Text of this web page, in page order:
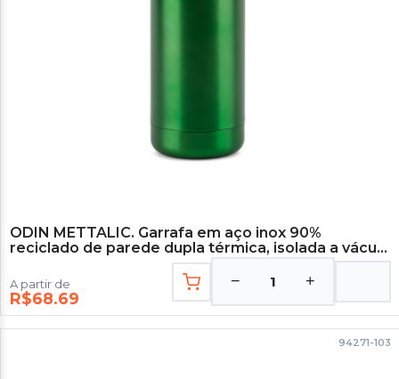
ODIN METTALIC. Garrafa em aço inox 90%
reciclado de parede dupla térmica, isolada a vácuo
550 mL - Verde Escuro
A partir de
R$68.69
− 1 +
94271-103